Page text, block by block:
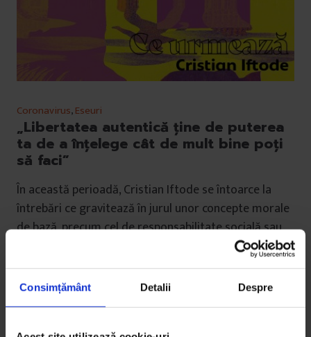
Consimțământ Detalii Despre
Coronavirus,Eseuri
„Libertatea autentică ține de puterea
ta de a înţelege cât de mult bine poţi
să faci”
În această perioadă, Cristian Iftode se întoarce la
întrebări ce gravitează în jurul unor concepte morale
de bază, precum cel de responsabilitate socială sau
De
Cristian Iftode
Colaj deOana Barbonie
Timp de citire: 7 minute